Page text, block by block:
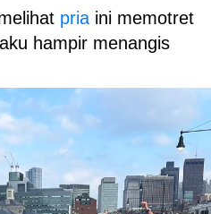
pria ini memotret
hampir menangis